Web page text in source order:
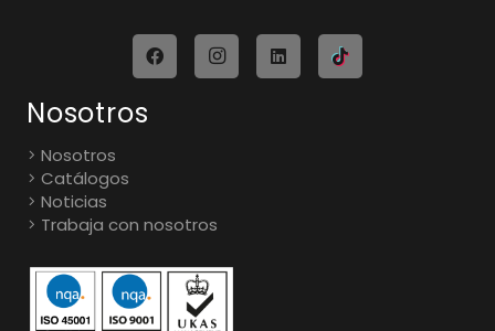
Nosotros
Nosotros
Catálogos
Noticias
Trabaja con nosotros